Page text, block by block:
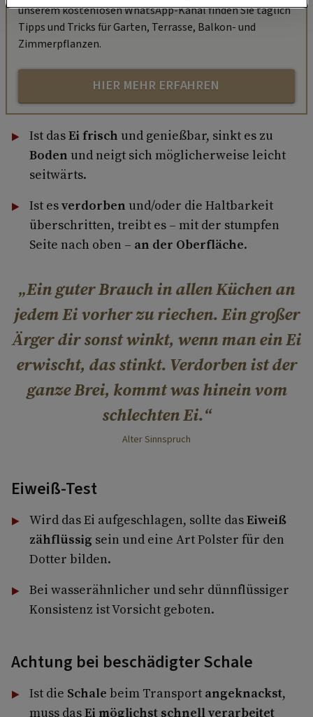
unserem kostenlosen WhatsApp-Kanal finden Sie täglich
Tipps und Tricks für Garten, Terrasse, Balkon- und
Zimmerpflanzen.
HIER MEHR ERFAHREN
Ist dasEi frisch und genießbar, sinkt es zu
Boden und neigt sich möglicherweise leicht
seitwärts.
Ist esverdorben und/oder die Haltbarkeit
überschritten, treibt es – mit der stumpfen
Seite nach oben – an der Oberfläche.
Ein guter Brauch in allen Küchen an
jedem Ei vorher zu riechen. Ein großer
Ärger dir sonst winkt, wenn man ein Ei
erwischt, das stinkt. Verdorben ist der
ganze Brei, kommt was hinein vom
schlechten Ei.
Alter Sinnspruch
Eiweiß-Test
Wird das Ei aufgeschlagen, sollte dasEiweiß
zähflüssig sein und eine Art Polster für den
Dotter bilden.
Bei wasserähnlicher und sehr dünnflüssiger
Konsistenz ist Vorsicht geboten.
Achtung bei beschädigter Schale
Ist die Schale beim Transport angeknackst,
muss dasEi möglichst schnell verarbeitet